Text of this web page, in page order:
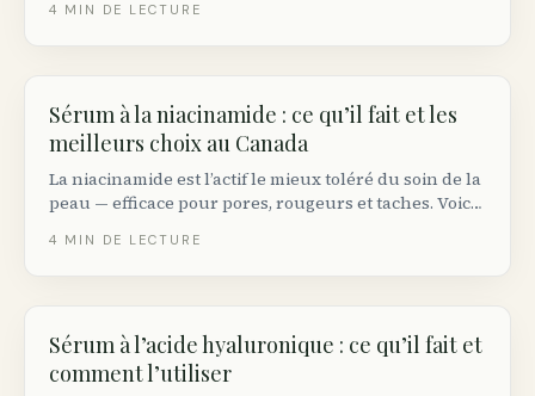
4 MIN DE LECTURE
Sérum à la niacinamide : ce qu’il fait et les
meilleurs choix au Canada
La niacinamide est l’actif le mieux toléré du soin de la
peau — efficace pour pores, rougeurs et taches. Voici
4 MIN DE LECTURE
Sérum à l’acide hyaluronique : ce qu’il fait et
comment l’utiliser